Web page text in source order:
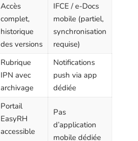
Accès
complet,
historique
des versions
IFCE / e-Docs
mobile (partiel,
synchronisation
requise)
Rubrique
IPN avec
archivage
Notifications
push via app
dédiée
Portail
EasyRH
accessible
Pas
d’application
mobile dédiée